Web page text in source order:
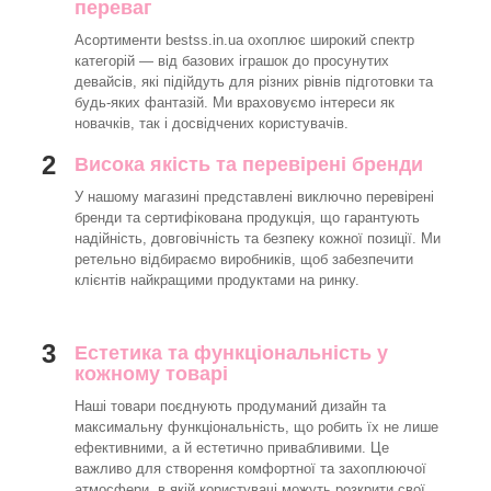
переваг
Асортименти bestss.in.ua охоплює широкий спектр
категорій — від базових іграшок до просунутих
девайсів, які підійдуть для різних рівнів підготовки та
будь-яких фантазій. Ми враховуємо інтереси як
новачків, так і досвідчених користувачів.
2 Висока якість та перевірені бренди
У нашому магазині представлені виключно перевірені
бренди та сертифікована продукція, що гарантують
надійність, довговічність та безпеку кожної позиції. Ми
ретельно відбираємо виробників, щоб забезпечити
клієнтів найкращими продуктами на ринку.
3
Естетика та функціональність у
кожному товарі
Наші товари поєднують продуманий дизайн та
максимальну функціональність, що робить їх не лише
ефективними, а й естетично привабливими. Це
важливо для створення комфортної та захоплюючої